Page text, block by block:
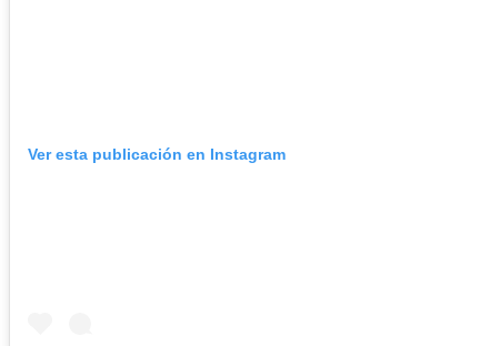
Ver esta publicación en Instagram